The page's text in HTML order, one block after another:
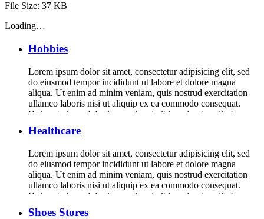
File Size: 37 KB
Loading…
Hobbies
Lorem ipsum dolor sit amet, consectetur adipisicing elit, sed
do eiusmod tempor incididunt ut labore et dolore magna
aliqua. Ut enim ad minim veniam, quis nostrud exercitation
ullamco laboris nisi ut aliquip ex ea commodo consequat.
Duis aute irure dolor in reprehenderit in voluptte velit. Lorem
ipsum dolor sit amet, consectetur adipisicing elit, sed do […]
Healthcare
Lorem ipsum dolor sit amet, consectetur adipisicing elit, sed
do eiusmod tempor incididunt ut labore et dolore magna
aliqua. Ut enim ad minim veniam, quis nostrud exercitation
ullamco laboris nisi ut aliquip ex ea commodo consequat.
Duis aute irure dolor in reprehenderit in voluptte velit. Lorem
ipsum dolor sit amet, consectetur adipisicing elit, sed do […]
Shoes Stores